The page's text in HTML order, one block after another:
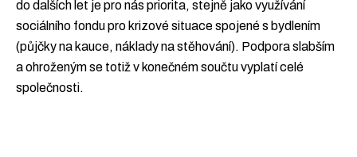
do dalších let je pro nás priorita, stejně jako využívání
sociálního fondu pro krizové situace spojené s bydlením
(půjčky na kauce, náklady na stěhování). Podpora slabším
a ohroženým se totiž v konečném součtu vyplatí celé
společnosti.